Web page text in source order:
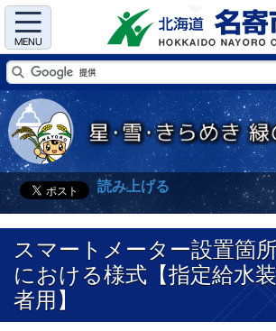
Menu
読み上げる
スマートメーター設置箇
における様式【指定給水
者用】